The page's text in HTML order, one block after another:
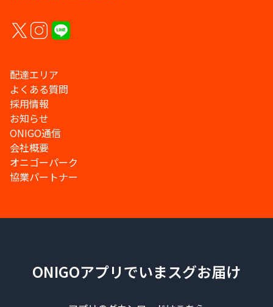
配達エリア
よくある質問
採用情報
お知らせ
ONIGO通信
会社概要
オニゴーパーク
協業パートナー
ONIGOアプリでいまスグお届け